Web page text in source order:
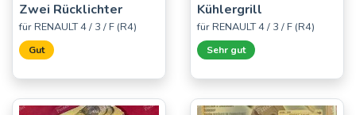
Zwei Rücklichter
für RENAULT 4 / 3 / F (R4)
Gut
Kühlergrill
für RENAULT 4 / 3 / F (R4)
Sehr gut